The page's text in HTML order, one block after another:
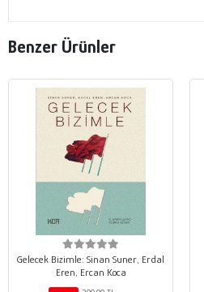
Benzer Ürünler
Gelecek Bizimle: Sinan Suner, Erdal
Eren, Ercan Koca